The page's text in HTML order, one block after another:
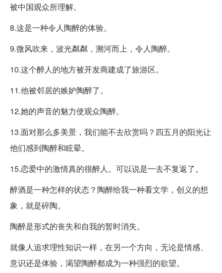
被中国观众所理解。
8.这是一种令人陶醉的体验。
9.微风吹来，波光粼粼，溯河而上，令人陶醉。
10.这个醉人的地方被开发商建成了旅游区。
11.他被邻居的嫉妒陶醉了。
12.她的声音的魅力使观众陶醉。
13.面对那么多美景，我们能不去欣赏吗？四五月的阳光让
他们感到陶醉和眩晕。
15.恋爱中的激情真的很醉人。可以说是一去不复返了。
醉酒是一种怎样的状态？陶醉给我一种看文学，创义的想
象，就是碎陶。
陶醉是形式的丧失和自我的暂时消失。
就像人追求理性知识一样，在另一个方向，无论是情感、
意识还是体验，渴望陶醉都成为一种强烈的欲望。